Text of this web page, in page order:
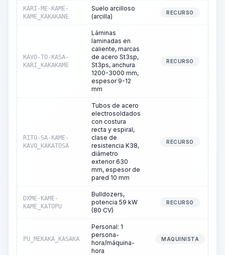
KARI-ME-KAME-
KAME_KAKAKANE
Suelo arcilloso
(arcilla)
RECURSO
KAVO-TO-KASA-
KARI_KAKAKAME
Láminas
laminadas en
caliente, marcas
de acero St3sp,
St3ps, anchura
1200-3000 mm,
espesor 9-12
mm
RECURSO
RITO-SA-KAME-
KAVO_KAKATOSA
Tubos de acero
electrosoldados
con costura
recta y espiral,
clase de
resistencia K38,
diámetro
exterior 630
mm, espesor de
pared 10 mm
RECURSO
DXME-KAME-
KAME_KATOPU
Bulldozers,
potencia 59 kW
(80 CV)
RECURSO
PU_MEKAKA_KASAKA
Personal: 1
persona-
hora/máquina-
hora
MAQUINISTA